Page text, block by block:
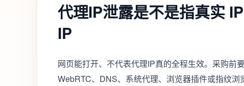
代理IP泄露是不是指真实
IP
网页能打开、不代表代理IP真的全程生效。采购前
WebRTC、DNS、系统代理、浏览器插件或指纹